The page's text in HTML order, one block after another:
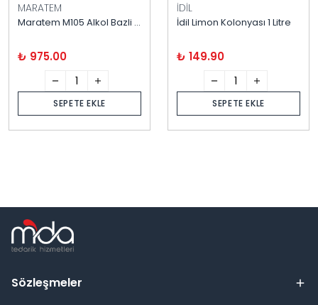
MARATEM
Maratem M105 Alkol Bazli El Dezenfektani 5 Litre
₺ 975.00
SEPETE EKLE
İDİL
İdil Limon Kolonyası 1 Litre
₺ 149.90
SEPETE EKLE
Sözleşmeler